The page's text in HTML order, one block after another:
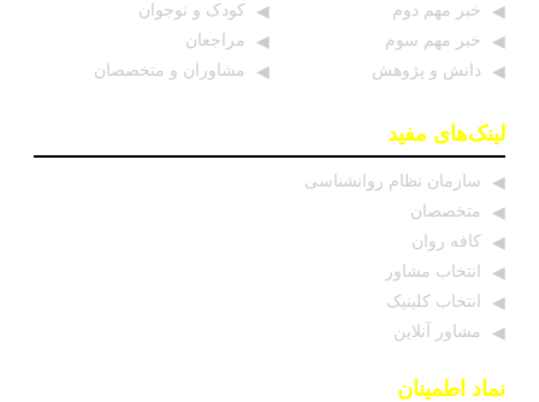
خبر مهم دوم
خبر مهم سوم
دانش و پژوهش
کودک و نوجوان
مراجعان
مشاوران و متخصصان
لینک‌های مفید
سازمان نظام روانشناسی
متخصصان
کافه روان
انتخاب مشاور
انتخاب کلینیک
مشاور آنلاین
نماد اطمینان